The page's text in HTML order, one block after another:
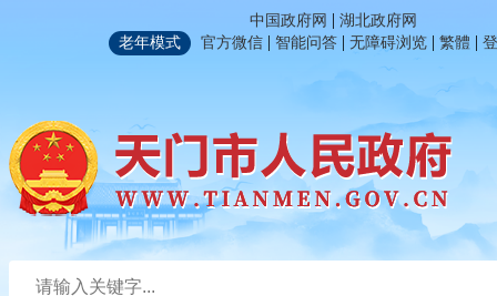
中国政府网 | 湖北政府网
老年模式
官方微信 | 智能问答 | 无障碍浏览 | 繁體 |